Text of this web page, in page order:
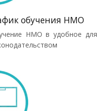
обучения НМО
НМО в удобное для